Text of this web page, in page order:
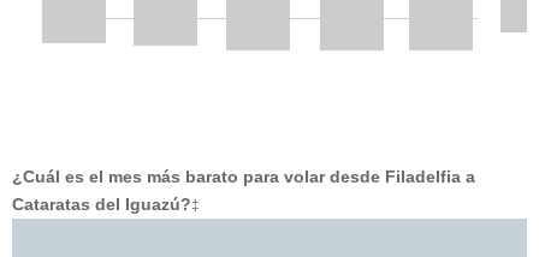
¿Cuál es el mes más barato para volar desde Filadelfia a
Cataratas del Iguazú?‡